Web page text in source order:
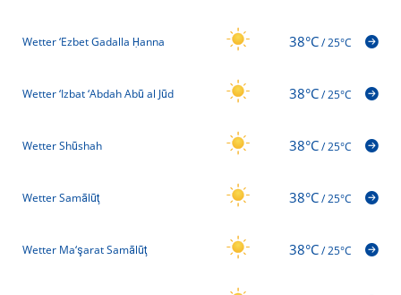
Wetter ‘Ezbet Gadalla Ḥanna 38°C/25°C
Wetter ‘Izbat ‘Abdah Abū al Jūd 38°C/25°C
Wetter Shūshah 38°C/25°C
Wetter Samālūţ 38°C/25°C
Wetter Ma‘şarat Samālūţ 38°C/25°C